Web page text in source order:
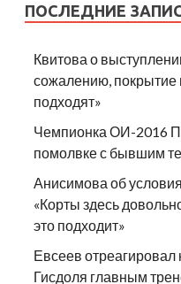
ПОСЛЕДНИЕ
Квитова о
сожалению, покрытие
подходят»
Чемпионка ОИ-2016
помолвке с бывшим
Анисимова об
«Корты здесь
это подходит»
Евсеев отреагировал
Гисдоля главным